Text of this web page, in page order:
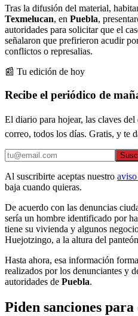
Tras la difusión del material,
Texmelucan, en Puebla,
autoridades para solicitar que el
señalaron que prefirieron acudir
conflictos o represalias.
📰 Tu edición de hoy
Recibe el periódico de
El diario para hojear, las claves
correo, todos los días. Gratis, y te
Al suscribirte aceptas nuestro
baja cuando quieras.
De acuerdo con las denuncias
sería un hombre identificado por
tiene su vivienda y algunos
Huejotzingo, a la altura del
Hasta ahora, esa información
realizados por los denunciantes y
autoridades de Puebla.
Piden sanciones para